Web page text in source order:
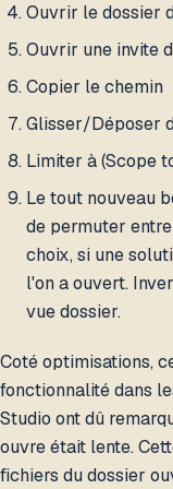
Ouvrir le dossier
Ouvrir une invite
Copier le chemin
Glisser/Déposer
Limiter à (Scope
Le tout nouveau
de permuter
choix, si une
l'on a ouvert.
vue dossier.
Coté optimisations,
fonctionnalité dans
Studio ont dû
ouvre était lente.
fichiers du dossier